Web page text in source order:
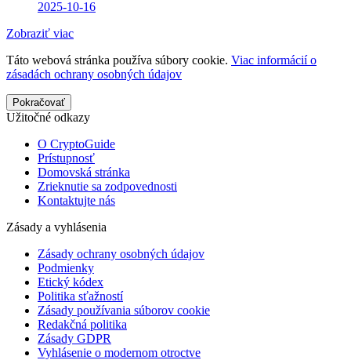
2025-10-16
Zobraziť viac
Táto webová stránka používa súbory cookie. Viac informácií o
zásadách ochrany osobných údajov
Pokračovať
Užitočné odkazy
O CryptoGuide
Prístupnosť
Domovská stránka
Zrieknutie sa zodpovednosti
Kontaktujte nás
Zásady a vyhlásenia
Zásady ochrany osobných údajov
Podmienky
Etický kódex
Politika sťažností
Zásady používania súborov cookie
Redakčná politika
Zásady GDPR
Vyhlásenie o modernom otroctve